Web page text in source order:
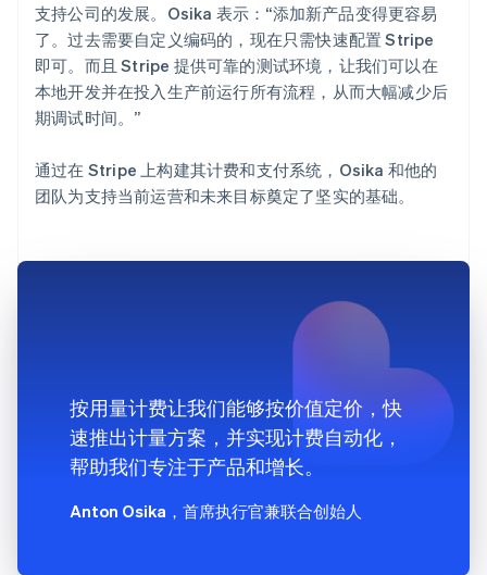
支持公司的发展。Osika 表示：“添加新产品变得更容易
了。过去需要自定义编码的，现在只需快速配置 Stripe
即可。而且 Stripe 提供可靠的测试环境，让我们可以在
本地开发并在投入生产前运行所有流程，从而大幅减少后
期调试时间。”
通过在 Stripe 上构建其计费和支付系统，Osika 和他的
团队为支持当前运营和未来目标奠定了坚实的基础。
按用量计费让我们能够按价值定价，快
速推出计量方案，并实现计费自动化，
帮助我们专注于产品和增长。
Anton Osika ，首席执行官兼联合创始人